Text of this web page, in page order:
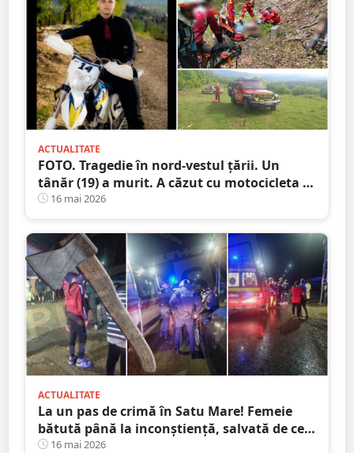
ACTUALITATE
FOTO. Tragedie în nord-vestul țării. Un
tânăr (19) a murit. A căzut cu motocicleta în
prăpastie
16 mai 2026
ACTUALITATE
La un pas de crimă în Satu Mare! Femeie
bătută până la inconștiență, salvată de cei
4 copilași
16 mai 2026